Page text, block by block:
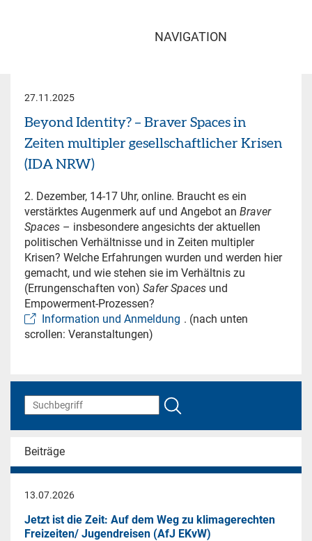
NAVIGATION
27.11.2025
Beyond Identity? – Braver Spaces in
Zeiten multipler gesellschaftlicher Krisen
(IDA NRW)
2. Dezember, 14-17 Uhr, online. Braucht es ein
verstärktes Augenmerk auf und Angebot an Braver
Spaces – insbesondere angesichts der aktuellen
politischen Verhältnisse und in Zeiten multipler
Krisen? Welche Erfahrungen wurden und werden hier
gemacht, und wie stehen sie im Verhältnis zu
(Errungenschaften von) Safer Spaces und
Empowerment-Prozessen?
Information und Anmeldung . (nach unten
scrollen: Veranstaltungen)
Beiträge
13.07.2026
Jetzt ist die Zeit: Auf dem Weg zu klimagerechten
Freizeiten/ Jugendreisen (AfJ EKvW)